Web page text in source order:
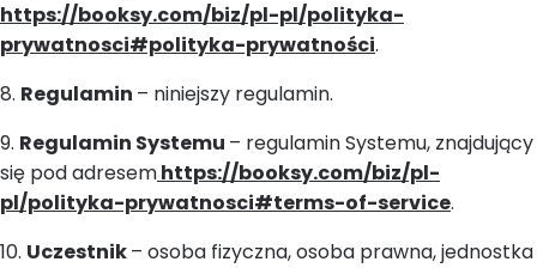
https://booksy.com/biz/pl-pl/polityka-
prywatnosci#polityka-prywatności.
8. Regulamin – niniejszy regulamin.
9. Regulamin Systemu – regulamin Systemu, znajdujący
się pod adresemhttps://booksy.com/biz/pl-
pl/polityka-prywatnosci#terms-of-service.
10. Uczestnik– osoba fizyczna, osoba prawna, jednostka